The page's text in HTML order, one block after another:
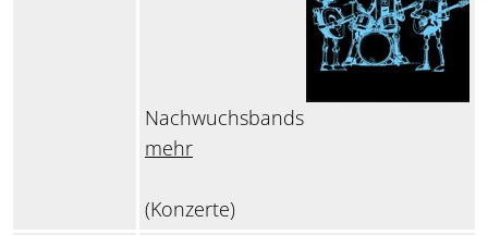
Nachwuchsbands
mehr
(Konzerte)